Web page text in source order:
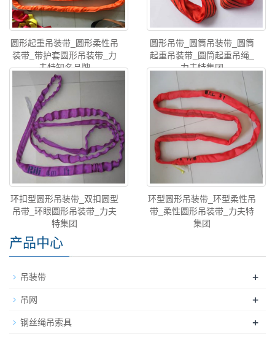
圆形起重吊装带_圆形柔性吊
装带_带护套圆形吊装带_力
夫特知名品牌
圆形吊带_圆筒吊装带_圆筒
起重吊装带_圆筒起重吊绳_
力夫特集团
环扣型圆形吊装带_双扣圆型
吊带_环眼圆形吊装带_力夫
特集团
环型圆形吊装带_环型柔性吊
带_柔性圆形吊装带_力夫特
集团
产品中心
吊装带 +
吊网 +
钢丝绳吊索具 +